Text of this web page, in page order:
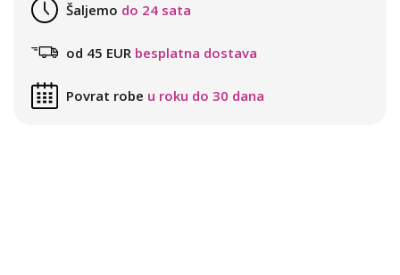
Šaljemo do 24 sata
od 45 EUR besplatna dostava
Povrat robe u roku do 30 dana